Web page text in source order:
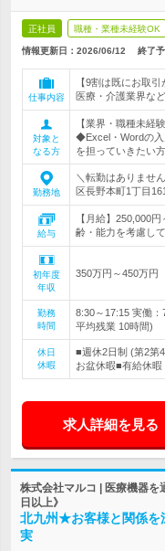
正社員 職種・業種未経験OK
情報更新日：2026/06/12 終了予
仕事内容
【9割は既にお取
医療・介護業界な
対象と
なる方
【業界・職種未経
◆Excel・Wordの
を担っていきたい
勤務地
＼転勤はありませ
区長野本町1丁目
給与
【月給】250,000
齢・能力を考慮し
初年度
年収
350万円～450万円
勤務
時間
8:30～17:15 実働
平均残業 10時間)
休日
休暇
■週休2日制 (第2第
お盆休暇■有給休暇
求人詳細を見る
株式会社マルコ | 医療機器
日以上》
北九州★お客様と関係を
実